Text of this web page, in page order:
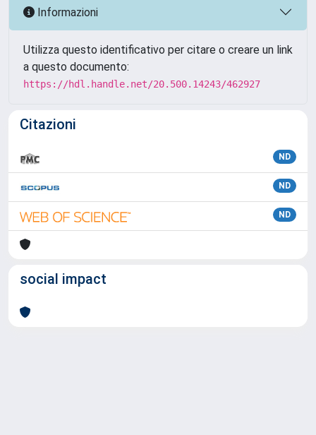
Informazioni
Utilizza questo identificativo per citare o creare un link
a questo documento:
https://hdl.handle.net/20.500.14243/462927
Citazioni
ND
ND
ND
social impact